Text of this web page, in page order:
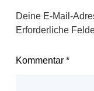
Deine E-Mail-
Erforderliche
Kommentar *